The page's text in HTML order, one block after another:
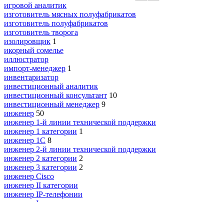
игровой аналитик
изготовитель мясных полуфабрикатов
изготовитель полуфабрикатов
изготовитель творога
изолировщик 1
икорный сомелье
иллюстратор
импорт-менеджер 1
инвентаризатор
инвестиционный аналитик
инвестиционный консультант 10
инвестиционный менеджер 9
инженер 50
инженер 1-й линии технической поддержки
инженер 1 категории 1
инженер 1С 8
инженер 2-й линии технической поддержки
инженер 2 категории 2
инженер 3 категории 2
инженер Cisco
инженер II категории
инженер IP-телефонии